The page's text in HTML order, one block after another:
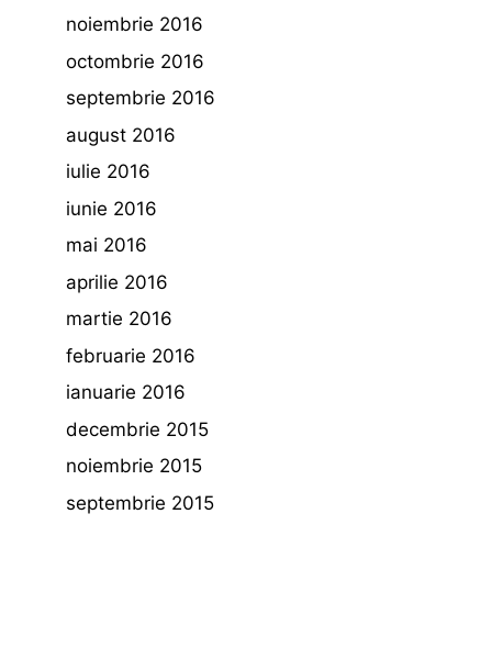
noiembrie 2016
octombrie 2016
septembrie 2016
august 2016
iulie 2016
iunie 2016
mai 2016
aprilie 2016
martie 2016
februarie 2016
ianuarie 2016
decembrie 2015
noiembrie 2015
septembrie 2015